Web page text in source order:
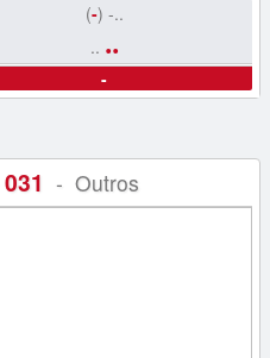
(-) -..
.. ..
-
031 - Outros